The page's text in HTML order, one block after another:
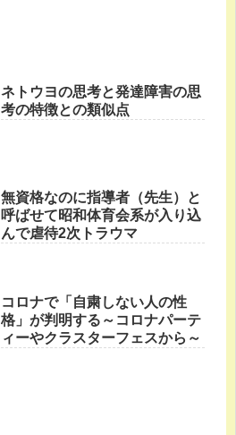
ネトウヨの思考と発達障害の思
考の特徴との類似点
無資格なのに指導者（先生）と
呼ばせて昭和体育会系が入り込
んで虐待2次トラウマ
コロナで「自粛しない人の性
格」が判明する～コロナパーテ
ィーやクラスターフェスから～